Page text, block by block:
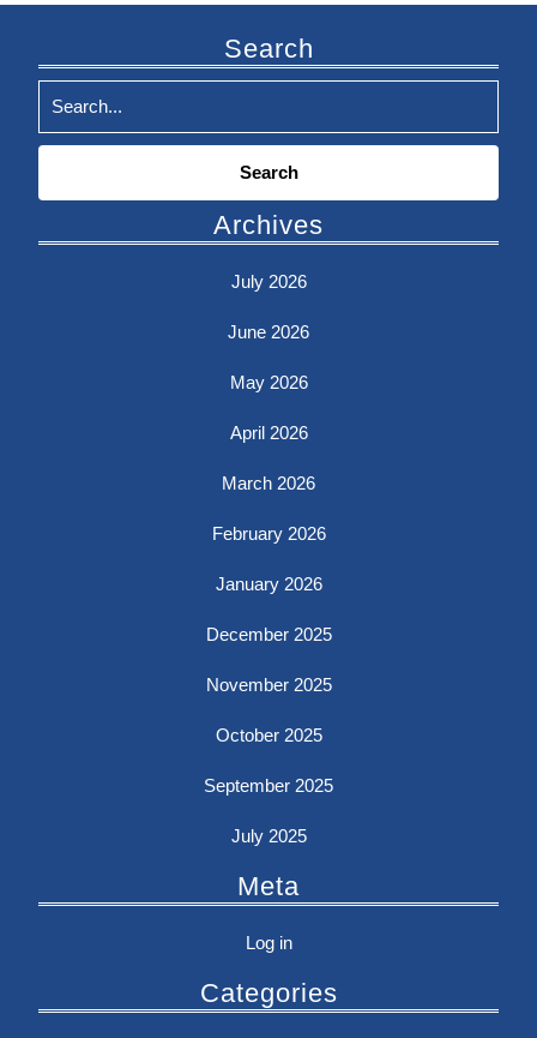
Search
Search
Archives
July 2026
June 2026
May 2026
April 2026
March 2026
February 2026
January 2026
December 2025
November 2025
October 2025
September 2025
July 2025
Meta
Log in
Categories